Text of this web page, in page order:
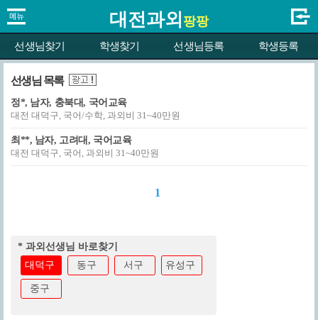
대전과외 팡팡
선생님찾기 학생찾기 선생님등록 학생등록
선생님 목록
정*, 남자, 충북대, 국어교육
대전 대덕구, 국어/수학, 과외비 31~40만원
최**, 남자, 고려대, 국어교육
대전 대덕구, 국어, 과외비 31~40만원
1
* 과외선생님 바로찾기
대덕구
동구 서구 유성구
중구